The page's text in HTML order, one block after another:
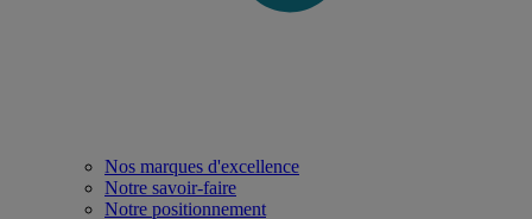
Nos marques d'excellence
Notre savoir-faire
Notre positionnement